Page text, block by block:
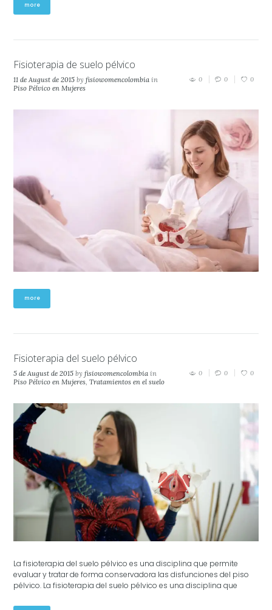
more
Fisioterapia de suelo pélvico
11 de August de 2015 byfisiowomencolombia in
Piso Pélvico en Mujeres
0 0 0
more
Fisioterapia del suelo pélvico
5 de August de 2015 byfisiowomencolombia in
Piso Pélvico en Mujeres ,Tratamientos en el suelo
0 0 0
La fisioterapia del suelo pélvico es una disciplina que permite
evaluar y tratar de forma conservadora las disfunciones del piso
pélvico. La fisioterapia del suelo pélvico es una disciplina que